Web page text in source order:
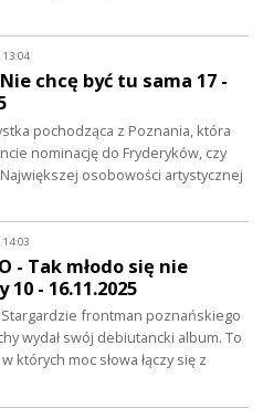
13:04
chcę być tu sama 17 -
pochodząca z Poznania, która
nominację do Fryderyków, czy
osobowości artystycznej
14:03
- Tak młodo się nie
- 16.11.2025
frontman poznańskiego
wydał swój debiutancki album. To
których moc słowa łączy się z